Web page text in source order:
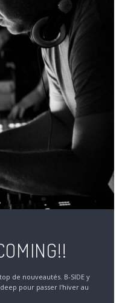
de nouveautés. B-SIDE y
pour passer l'hiver au